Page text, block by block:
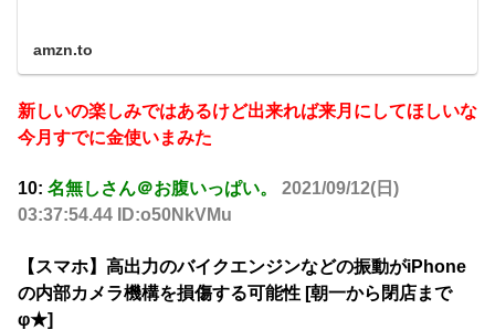
amzn.to
新しいの楽しみではあるけど出来れば来月にしてほしいな
今月すでに金使いまみた
10: 名無しさん＠お腹いっぱい。
2021/09/12(日)
03:37:54.44 ID:o50NkVMu
【スマホ】高出力のバイクエンジンなどの振動がiPhone
の内部カメラ機構を損傷する可能性 [朝一から閉店まで
φ★]